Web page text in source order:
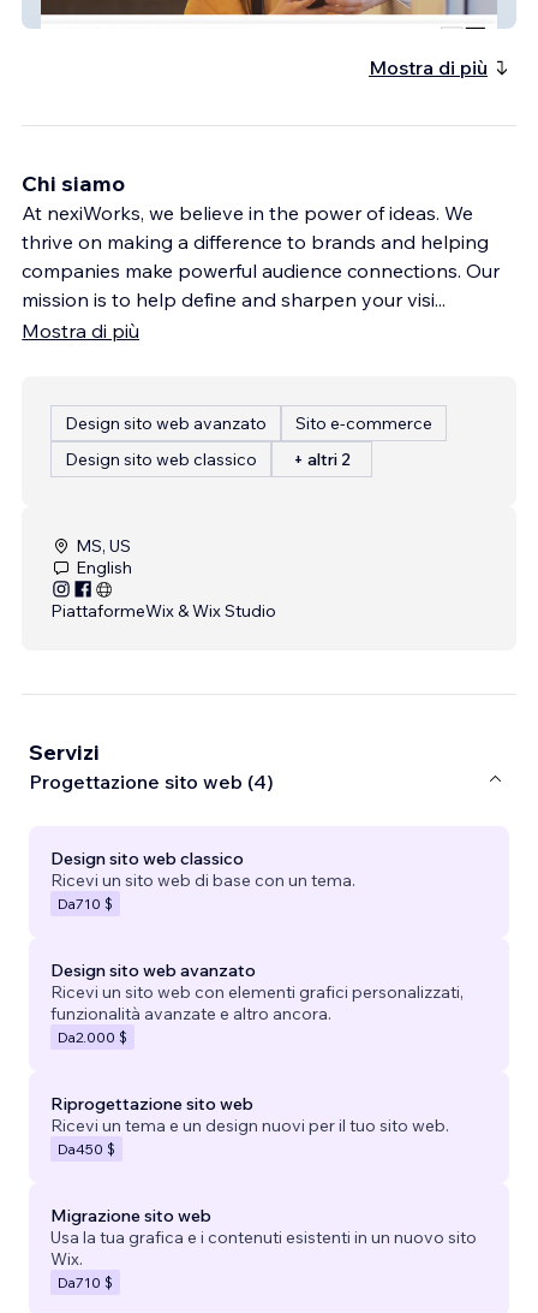
Equal Accessories
Mostra di più
Chi siamo
At nexiWorks, we believe in the power of ideas. We
thrive on making a difference to brands and helping
companies make powerful audience connections. Our
mission is to help define and sharpen your visi...
Mostra di più
Design sito web avanzato
Sito e-commerce
Design sito web classico
+ altri 2
MS, US
English
PiattaformeWix & Wix Studio
Servizi
Progettazione sito web (4)
Design sito web classico
Ricevi un sito web di base con un tema.
Da710 $
Design sito web avanzato
Ricevi un sito web con elementi grafici personalizzati,
funzionalità avanzate e altro ancora.
Da2.000 $
Riprogettazione sito web
Ricevi un tema e un design nuovi per il tuo sito web.
Da450 $
Migrazione sito web
Usa la tua grafica e i contenuti esistenti in un nuovo sito
Wix.
Da710 $